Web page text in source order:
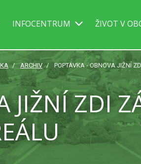
INFOCENTRUM ŽIVOT V
ARCHIV POPTÁVKA - OBNOVA JIŽNÍ
JIŽNÍ ZDI